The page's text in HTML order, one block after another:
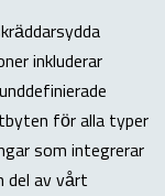
inkluderar
för alla typer
som integrerar
del av vårt